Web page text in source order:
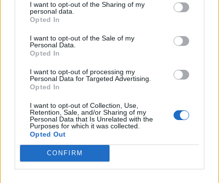
I want to opt-out of the Sharing of my
personal data.
Opted In
I want to opt-out of the Sale of my
Personal Data.
Opted In
I want to opt-out of processing my
Personal Data for Targeted Advertising.
Opted In
I want to opt-out of Collection, Use,
Retention, Sale, and/or Sharing of my
Personal Data that Is Unrelated with the
Purposes for which it was collected.
Opted Out
CONFIRM
megfigyeltek köré kiterjedt informátori
hálózatot épített, amelyben több száz
beszervezett személy működött együtt
különböző ügyosztályok felügyelete alatt.
túlterheltsége állandó volt: egy-egy
és számos ügykört felügyelt.
A fiatalok megfigyelése